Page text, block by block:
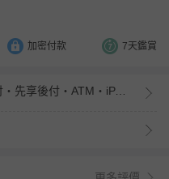
加密付款 7天鑑賞
信用卡・LINE Pay・街口支付・先享後付・ATM・iPASS MONEY